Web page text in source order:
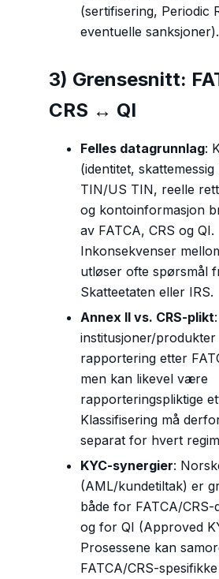
(sertifisering, Periodic
eventuelle sanksjoner).
3) Grensesnitt:
CRS ↔ QI
Felles datagrunnlag:
(identitet, skattemessig
TIN/US TIN, reelle
og kontoinformasjon
av FATCA, CRS og QI.
Inkonsekvenser
utløser ofte spørsmål
Skatteetaten eller IRS.
Annex II vs. CRS-plikt
institusjoner/
rapportering etter
men kan likevel være
rapporteringspliktige
Klassifisering må
separat for hvert
KYC-synergier:
(AML/kundetiltak) er
både for FATCA/CRS-
og for QI (Approved
Prosessene kan
FATCA/CRS-